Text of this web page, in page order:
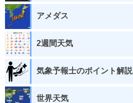
アメダス
2週間天気
気象予報士のポイント解説
世界天気